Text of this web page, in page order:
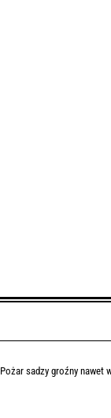
Pożar sadzy groźny nawet